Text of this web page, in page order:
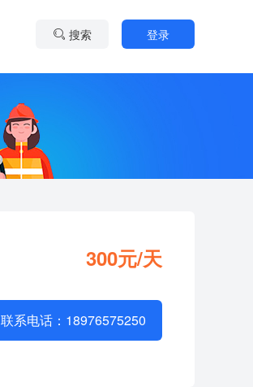
搜索 登录
300元/天
联系电话：18976575250